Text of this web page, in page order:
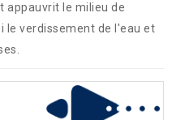
appauvrit le milieu de
le verdissement de l'eau et